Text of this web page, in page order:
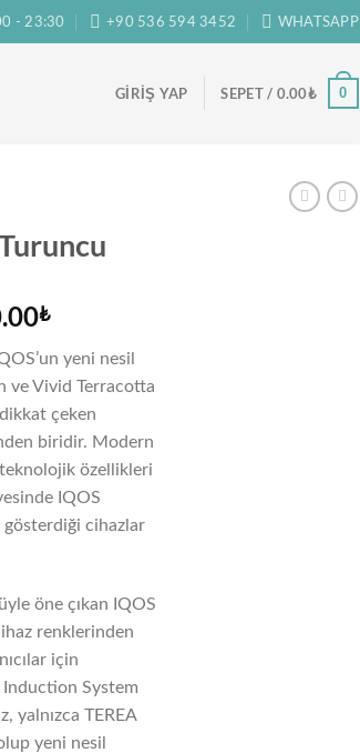
- 23:30 +90 536 594 3452 WHATSAPP
GIRIŞ YAP SEPET / 0.00₺ 0
₺Şu
fiyat:
5,500.00₺.
yeni nesil
ve Vivid Terracotta
çeken
biridir. Modern
teknolojik özellikleri
IQOS
gösterdiği cihazlar
öne çıkan IQOS
renklerinden
için
System
yalnızca TEREA
yeni nesil